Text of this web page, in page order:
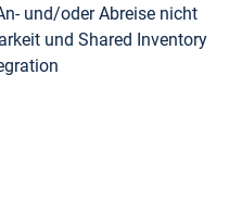
und/oder Abreise nicht
und Shared Inventory